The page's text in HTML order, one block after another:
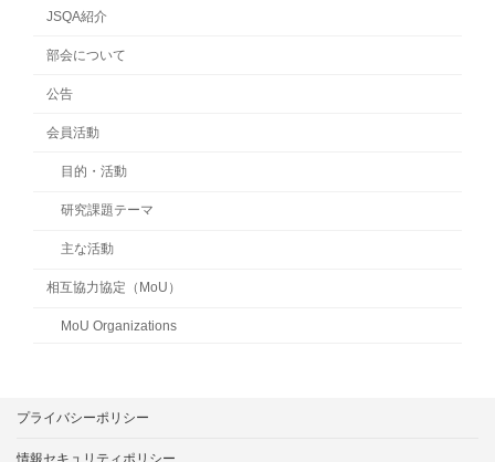
JSQA紹介
部会について
公告
会員活動
目的・活動
研究課題テーマ
主な活動
相互協力協定（MoU）
MoU Organizations
プライバシーポリシー
情報セキュリティポリシー